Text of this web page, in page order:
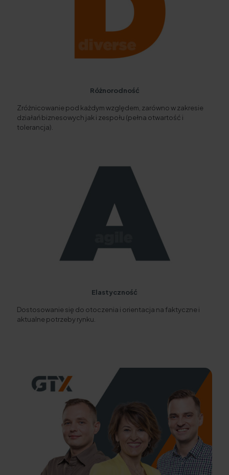
Różnorodność
Zróżnicowanie pod każdym względem, zarówno w zakresie
działań biznesowych jak i zespołu (pełna otwartość i
tolerancja).
Elastyczność
Dostosowanie się do otoczenia i orientacja na faktyczne i
aktualne potrzeby rynku.